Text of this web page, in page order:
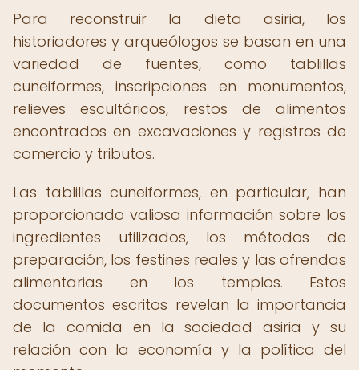
Para reconstruir la dieta asiria, los
historiadores y arqueólogos se basan en una
variedad de fuentes, como tablillas
cuneiformes, inscripciones en monumentos,
relieves escultóricos, restos de alimentos
encontrados en excavaciones y registros de
comercio y tributos.
Las tablillas cuneiformes, en particular, han
proporcionado valiosa información sobre los
ingredientes utilizados, los métodos de
preparación, los festines reales y las ofrendas
alimentarias en los templos. Estos
documentos escritos revelan la importancia
de la comida en la sociedad asiria y su
relación con la economía y la política del